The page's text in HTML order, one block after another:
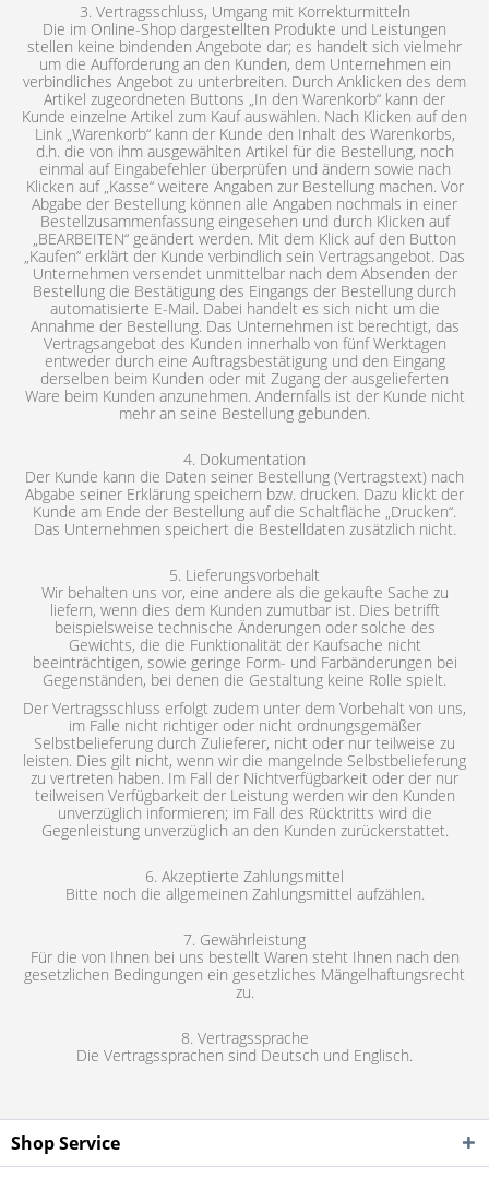
3. Vertragsschluss, Umgang mit Korrekturmitteln
Die im Online-Shop dargestellten Produkte und Leistungen
stellen keine bindenden Angebote dar; es handelt sich vielmehr
um die Aufforderung an den Kunden, dem Unternehmen ein
verbindliches Angebot zu unterbreiten. Durch Anklicken des dem
Artikel zugeordneten Buttons „In den Warenkorb“ kann der
Kunde einzelne Artikel zum Kauf auswählen. Nach Klicken auf den
Link „Warenkorb“ kann der Kunde den Inhalt des Warenkorbs,
d.h. die von ihm ausgewählten Artikel für die Bestellung, noch
einmal auf Eingabefehler überprüfen und ändern sowie nach
Klicken auf „Kasse“ weitere Angaben zur Bestellung machen. Vor
Abgabe der Bestellung können alle Angaben nochmals in einer
Bestellzusammenfassung eingesehen und durch Klicken auf
„BEARBEITEN“ geändert werden. Mit dem Klick auf den Button
„Kaufen“ erklärt der Kunde verbindlich sein Vertragsangebot. Das
Unternehmen versendet unmittelbar nach dem Absenden der
Bestellung die Bestätigung des Eingangs der Bestellung durch
automatisierte E-Mail. Dabei handelt es sich nicht um die
Annahme der Bestellung. Das Unternehmen ist berechtigt, das
Vertragsangebot des Kunden innerhalb von fünf Werktagen
entweder durch eine Auftragsbestätigung und den Eingang
derselben beim Kunden oder mit Zugang der ausgelieferten
Ware beim Kunden anzunehmen. Andernfalls ist der Kunde nicht
mehr an seine Bestellung gebunden.
4. Dokumentation
Der Kunde kann die Daten seiner Bestellung (Vertragstext) nach
Abgabe seiner Erklärung speichern bzw. drucken. Dazu klickt der
Kunde am Ende der Bestellung auf die Schaltfläche „Drucken“.
Das Unternehmen speichert die Bestelldaten zusätzlich nicht.
5. Lieferungsvorbehalt
Wir behalten uns vor, eine andere als die gekaufte Sache zu
liefern, wenn dies dem Kunden zumutbar ist. Dies betrifft
beispielsweise technische Änderungen oder solche des
Gewichts, die die Funktionalität der Kaufsache nicht
beeinträchtigen, sowie geringe Form- und Farbänderungen bei
Gegenständen, bei denen die Gestaltung keine Rolle spielt.
Der Vertragsschluss erfolgt zudem unter dem Vorbehalt von uns,
im Falle nicht richtiger oder nicht ordnungsgemäßer
Selbstbelieferung durch Zulieferer, nicht oder nur teilweise zu
leisten. Dies gilt nicht, wenn wir die mangelnde Selbstbelieferung
zu vertreten haben. Im Fall der Nichtverfügbarkeit oder der nur
teilweisen Verfügbarkeit der Leistung werden wir den Kunden
unverzüglich informieren; im Fall des Rücktritts wird die
Gegenleistung unverzüglich an den Kunden zurückerstattet.
6. Akzeptierte Zahlungsmittel
Bitte noch die allgemeinen Zahlungsmittel aufzählen.
7. Gewährleistung
Für die von Ihnen bei uns bestellt Waren steht Ihnen nach den
gesetzlichen Bedingungen ein gesetzliches Mängelhaftungsrecht
zu.
8. Vertragssprache
Die Vertragssprachen sind Deutsch und Englisch.
Shop Service